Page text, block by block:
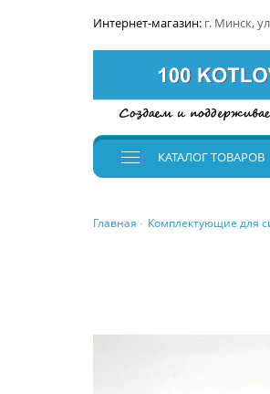
Интернет-магазин: г. Минск,
КАТАЛОГТОВАРОВ
Главная Комплектующие для